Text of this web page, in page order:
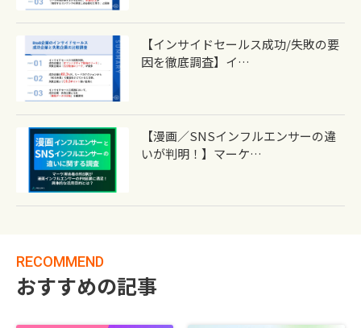
【インサイドセールス成功/失敗の要
因を徹底調査】イ…
【漫画／SNSインフルエンサーの違
いが判明！】マーケ…
RECOMMEND
おすすめの記事